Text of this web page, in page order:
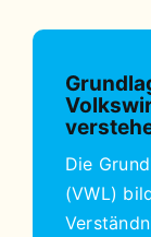
Die
(VWL)